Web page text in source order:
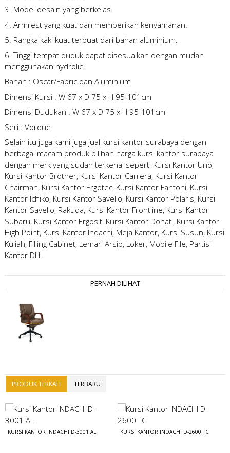
3. Model desain yang berkelas.
4. Armrest yang kuat dan memberikan kenyamanan.
5. Rangka kaki kuat terbuat dari bahan aluminium.
6. Tinggi tempat duduk dapat disesuaikan dengan mudah
menggunakan hydrolic.
Bahan : Oscar/Fabric dan Aluminium
Dimensi Kursi : W 67 x D 75 x H 95-101cm
Dimensi Dudukan : W 67 x D 75 x H 95-101cm
Seri : Vorque
Selain itu juga kami juga jual kursi kantor surabaya dengan
berbagai macam produk pilihan harga kursi kantor surabaya
dengan merk yang sudah terkenal seperti Kursi Kantor Uno,
Kursi Kantor Brother, Kursi Kantor Carrera, Kursi Kantor
Chairman, Kursi Kantor Ergotec, Kursi Kantor Fantoni, Kursi
Kantor Ichiko, Kursi Kantor Savello, Kursi Kantor Polaris, Kursi
Kantor Savello, Rakuda, Kursi Kantor Frontline, Kursi Kantor
Subaru, Kursi Kantor Ergosit, Kursi Kantor Donati, Kursi Kantor
High Point, Kursi Kantor Indachi, Meja Kantor, Kursi Susun, Kursi
Kuliah, Filling Cabinet, Lemari Arsip, Loker, Mobile FIle, Partisi
Kantor DLL.
PERNAH DILIHAT
PRODUK TERKAIT TERBARU
KURSI KANTOR INDACHI D-3001 AL KURSI KANTOR INDACHI D-2600 TC